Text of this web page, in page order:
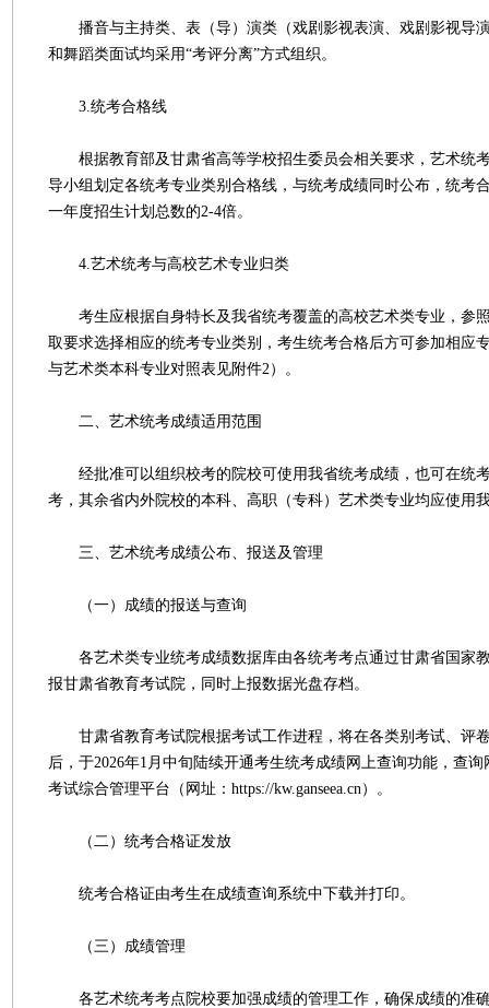
播音与主持类、表（导）演类（戏剧影视表演、戏剧影视导
和舞蹈类面试均采用“考评分离”方式组织。
3.统考合格线
根据教育部及甘肃省高等学校招生委员会相关要求，艺术统
导小组划定各统考专业类别合格线，与统考成绩同时公布，统考
一年度招生计划总数的2-4倍。
4.艺术统考与高校艺术专业归类
考生应根据自身特长及我省统考覆盖的高校艺术类专业，参
取要求选择相应的统考专业类别，考生统考合格后方可参加相应
与艺术类本科专业对照表见附件2）。
二、艺术统考成绩适用范围
经批准可以组织校考的院校可使用我省统考成绩，也可在统
考，其余省内外院校的本科、高职（专科）艺术类专业均应使用
三、艺术统考成绩公布、报送及管理
（一）成绩的报送与查询
各艺术类专业统考成绩数据库由各统考考点通过甘肃省国家
报甘肃省教育考试院，同时上报数据光盘存档。
甘肃省教育考试院根据考试工作进程，将在各类别考试、评
后，于2026年1月中旬陆续开通考生统考成绩网上查询功能，查
考试综合管理平台（网址：https://kw.ganseea.cn）。
（二）统考合格证发放
统考合格证由考生在成绩查询系统中下载并打印。
（三）成绩管理
各艺术统考考点院校要加强成绩的管理工作，确保成绩的准